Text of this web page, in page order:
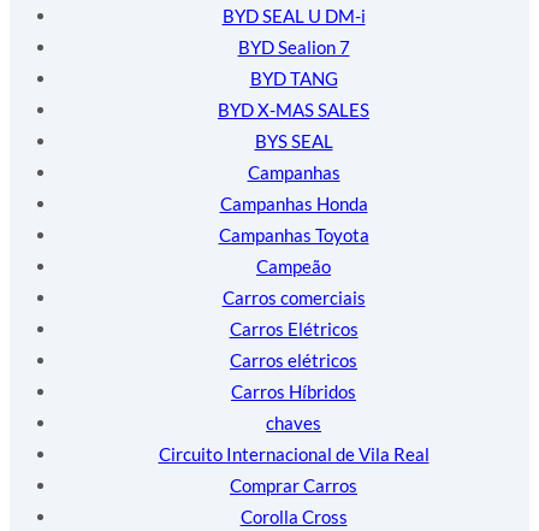
BYD SEAL U DM-i
BYD Sealion 7
BYD TANG
BYD X-MAS SALES
BYS SEAL
Campanhas
Campanhas Honda
Campanhas Toyota
Campeão
Carros comerciais
Carros Elétricos
Carros elétricos
Carros Híbridos
chaves
Circuito Internacional de Vila Real
Comprar Carros
Corolla Cross